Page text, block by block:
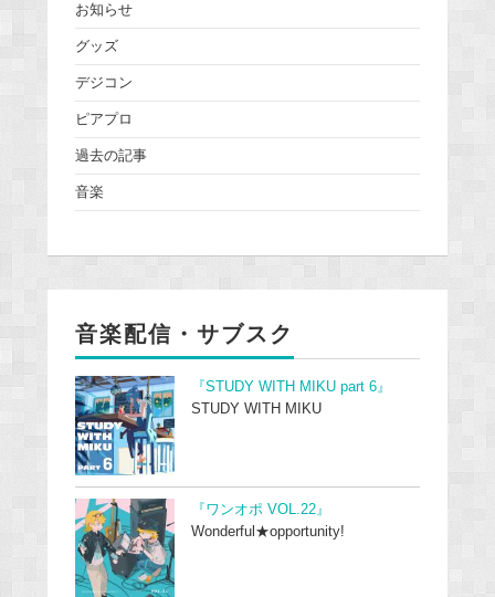
お知らせ
グッズ
デジコン
ピアプロ
過去の記事
音楽
音楽配信・サブスク
『STUDY WITH MIKU part 6』
STUDY WITH MIKU
『ワンオポ VOL.22』
Wonderful★opportunity!